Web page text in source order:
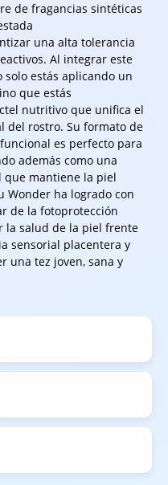
de fragancias sintéticas
una alta tolerancia
Al integrar este
estás aplicando un
que estás
nutritivo que unifica el
del rostro. Su formato de
es perfecto para
además como una
que mantiene la piel
Wonder ha logrado con
de la fotoprotección
la salud de la piel frente
sensorial placentera y
una tez joven, sana y